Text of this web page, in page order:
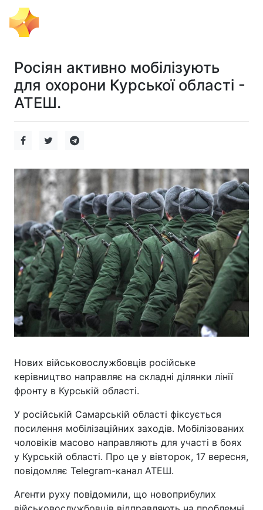
Росіян активно мобілізують
для охорони Курської області -
АТЕШ.
Нових військовослужбовців російське
керівництво направляє на складні ділянки лінії
фронту в Курській області.
У російській Самарській області фіксується
посилення мобілізаційних заходів. Мобілізованих
чоловіків масово направляють для участі в боях
у Курській області. Про це у вівторок, 17 вересня,
повідомляє Telegram-канал АТЕШ.
Агенти руху повідомили, що новоприбулих